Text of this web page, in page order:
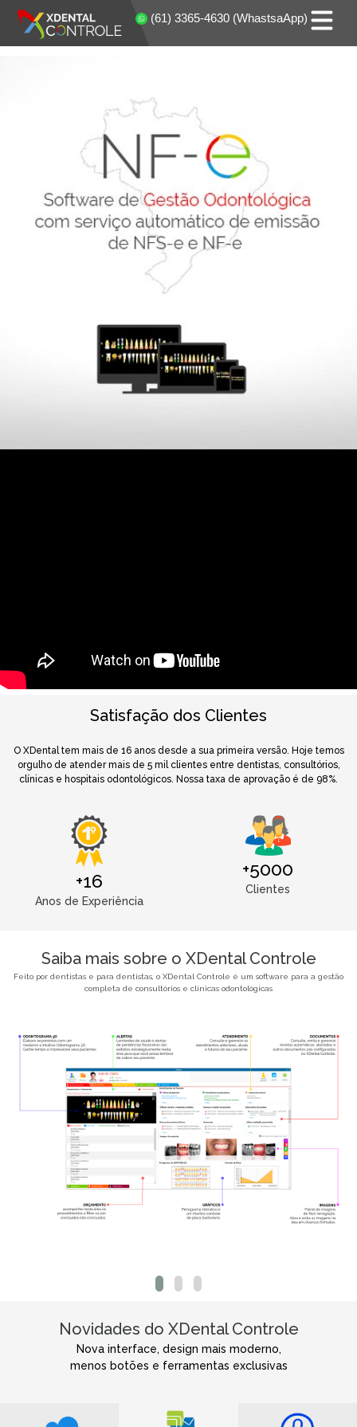
(61) 3365-4630 (WhastsaApp)
Satisfação dos Clientes
O XDental tem mais de 16 anos desde a sua primeira versão. Hoje temos
orgulho de atender mais de 5 mil clientes entre dentistas, consultórios,
clínicas e hospitais odontológicos. Nossa taxa de aprovação é de 98%.
+16
Anos de Experiência
+5000
Clientes
Saiba mais sobre o XDental Controle
Feito por dentistas e para dentistas, o XDental Controle é um software para a gestão
completa de consultórios e clínicas odontológicas
Novidades do XDental Controle
Nova interface, design mais moderno,
menos botões e ferramentas exclusivas